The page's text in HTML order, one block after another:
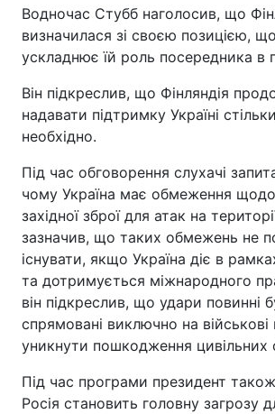
Водночас Стубб наголосив, що
визначилася зі своєю позицією,
ускладнює їй роль посередника в
Він підкреслив, що Фінляндія
надавати підтримку Україні
необхідно.
Під час обговорення слухачі
чому Україна має обмеження
західної зброї для атак на
зазначив, що таких обмежень не
існувати, якщо Україна діє в
та дотримується міжнародного
він підкреслив, що удари повинні
спрямовані виключно на військові
уникнути пошкодження цивільних
Під час програми президент
Росія становить головну загрозу